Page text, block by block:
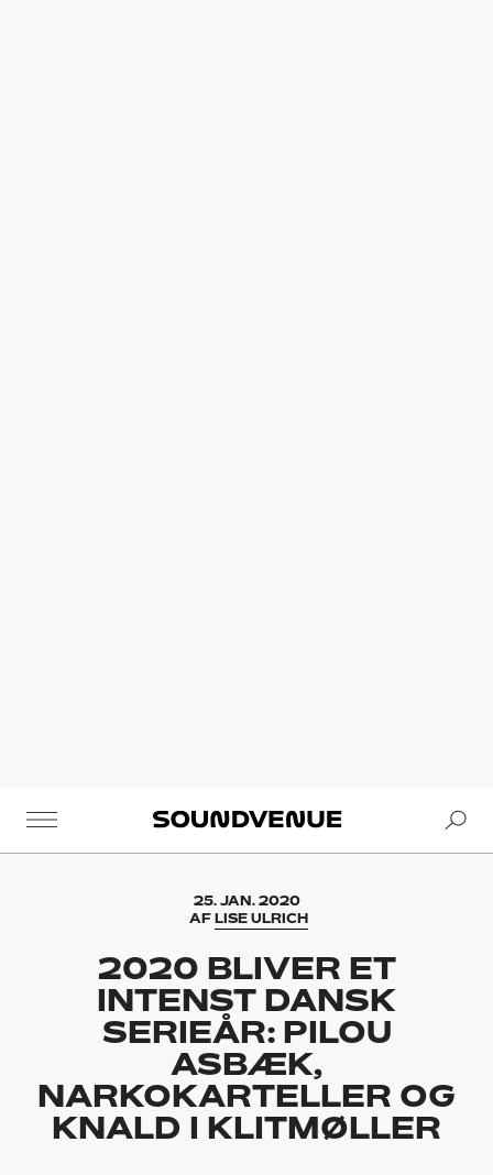
Soundvenue
25. JAN. 2020
AF LISE ULRICH
2020 BLIVER ET
INTENST DANSK
SERIEÅR: PILOU
ASBÆK,
NARKOKARTELLER OG
KNALD I KLITMØLLER